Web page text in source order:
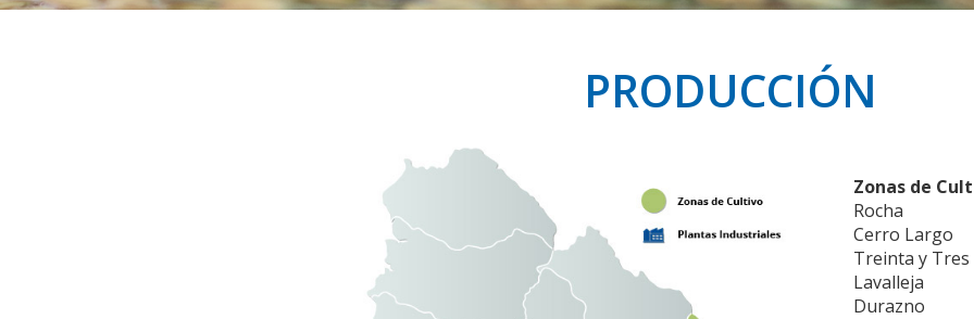
PRODUCCIÓN
Zonas de
Rocha
Cerro Largo
Treinta y Tres
Lavalleja
Durazno